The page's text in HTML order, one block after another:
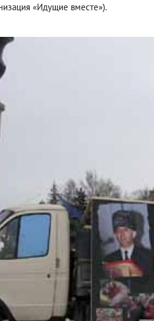
«Идущие вместе»).